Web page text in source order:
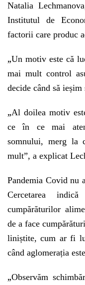
Natalia
Institutul de
factorii care produc
„Un motiv este că
mai mult control
decide când să ieșim
„Al doilea motiv
ce în ce mai
somnului, merg la
mult”, a explicat
Pandemia Covid nu
Cercetarea
cumpărăturilor
de a face
liniștite, cum ar fi
când aglomerația
„Observăm